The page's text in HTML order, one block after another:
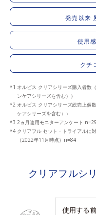
発売以来
使用
クチ
オルビス クリアシリーズ購入者数
ンケアシリーズを含む））
オルビス クリアシリーズ総売上個
ケアシリーズを含む））
2ヵ月連用モニターアンケート
クリアフル セット・トライアルに
（2022年11月時点）n=84
クリアフルシ
使用する